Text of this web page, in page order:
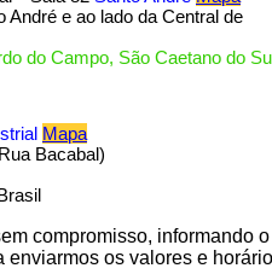
André e ao lado da Central de
do Campo, São Caetano do
Mapa
Bacabal)
compromisso, informando o
enviarmos os valores e